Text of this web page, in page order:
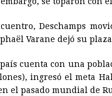
Deschamps
Varane dejó su
cuenta con una
ingresó el meta
el pasado mundial de